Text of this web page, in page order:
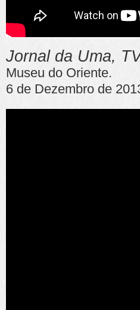
Jornal da Uma,
Museu do Oriente.
6 de Dezembro de